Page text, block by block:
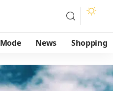
Mode News Shopping